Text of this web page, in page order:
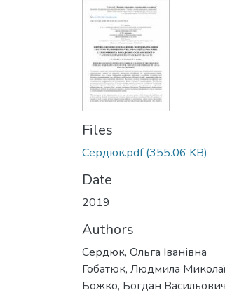
Files
Сердюк.pdf(355.06 KB)
Date
2019
Authors
Сердюк, Ольга Іванівна
Гобатюк, Людмила
Божко, Богдан Васильович